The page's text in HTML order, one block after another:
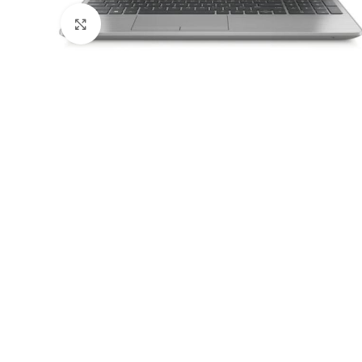
Натисніть, щоб збільшити